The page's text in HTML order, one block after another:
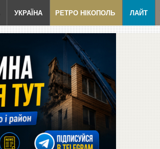
УКРАЇНА РЕТРО НІКОПОЛЬ ЛАЙТ